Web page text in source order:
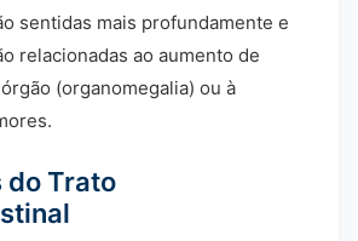
sentidas mais profundamente e
relacionadas ao aumento de
(organomegalia) ou à
do Trato